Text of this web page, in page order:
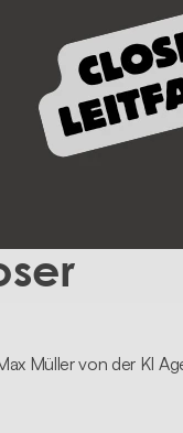
Müller von der KI